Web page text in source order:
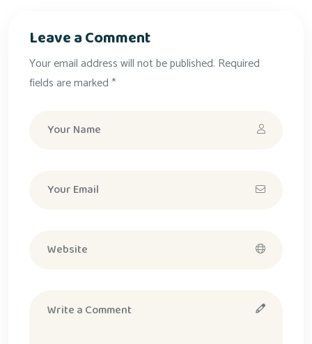
Leave a Comment
Your email address will not be published. Required
fields are marked *